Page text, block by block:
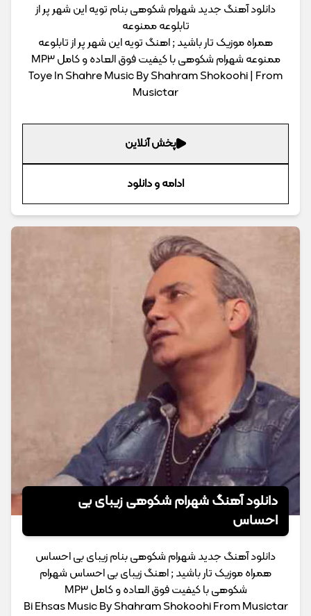
دانلود آهنگ جدید شهرام شکوهی بنام تویه این شهر پر از
تابلوعه ممنوعه
همراه موزیک تار باشید ; اهنگ تویه این شهر پر از تابلوعه
ممنوعه شهرام شکوهی با کیفیت فوق العاده و کامل MP3
Toye In Shahre Music By Shahram Shokoohi | From
Musictar
پخش آنلاین
ادامه و دانلود
دانلود آهنگ شهرام شکوهی زیبای بی
احساس
دانلود آهنگ جدید شهرام شکوهی بنام زیبای بی احساس
همراه موزیک تار باشید ; اهنگ زیبای بی احساس شهرام
شکوهی با کیفیت فوق العاده و کامل MP3
Bi Ehsas Music By Shahram Shokoohi From Musictar